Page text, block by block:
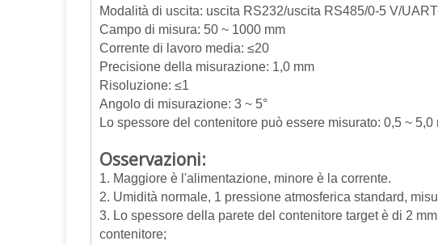
Modalità di uscita: uscita RS232/uscita RS485/0-5 V/
Campo di misura: 50 ~ 1000 mm
Corrente di lavoro media: ≤20
Precisione della misurazione: 1,0 mm
Risoluzione: ≤1
Angolo di misurazione: 3 ~ 5°
Lo spessore del contenitore può essere misurato: 0,5 ~ 5,0
Osservazioni:
1. Maggiore è l'alimentazione, minore è la corrente.
2. Umidità normale, 1 pressione atmosferica standard,
3. Lo spessore della parete del contenitore target è di 2
contenitore;